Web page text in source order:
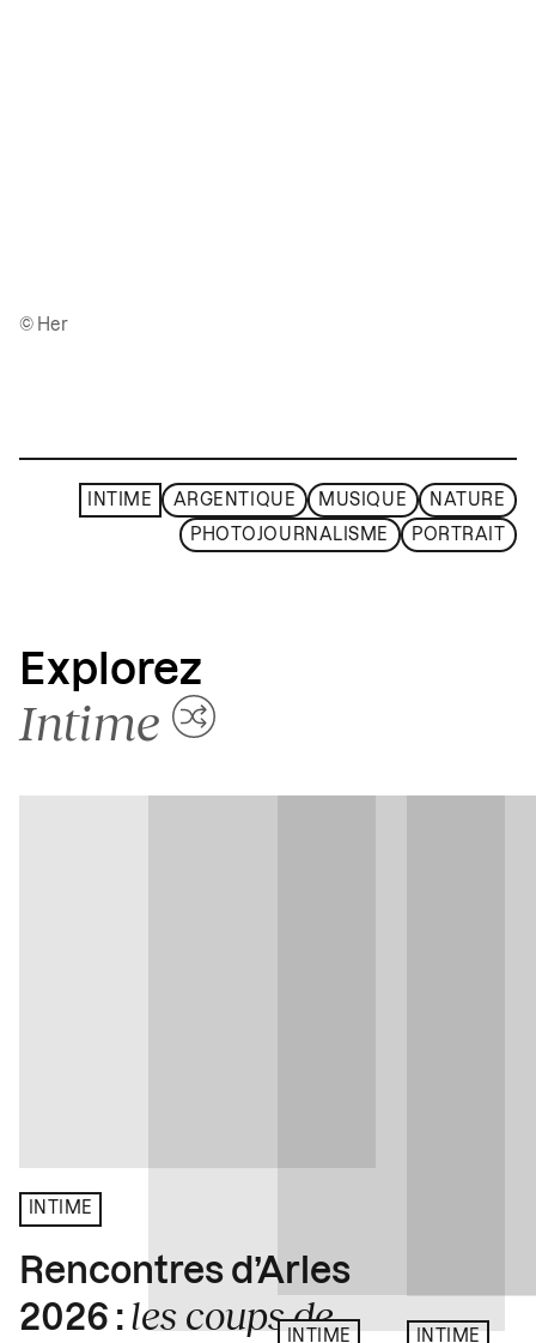
© Her
INTIME ARGENTIQUE MUSIQUE NATURE
PHOTOJOURNALISME PORTRAIT
Explorez
Intime
INTIME
Rencontres d’Arles
2026 : les coups de
INTIME INTIME